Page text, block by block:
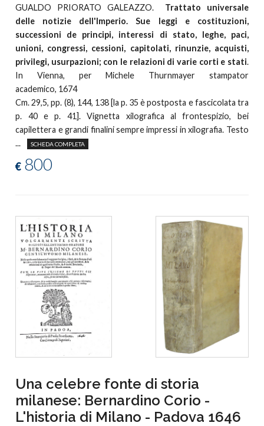
GUALDO PRIORATO GALEAZZO.
Trattato universale
delle notizie dell'Imperio. Sue leggi e costituzioni,
successioni de principi, interessi di stato, leghe, paci,
unioni, congressi, cessioni, capitolati, rinunzie, acquisti,
privilegi, usurpazioni; con le relazioni di varie corti e stati.
In Vienna, per Michele Thurnmayer stampator
academico, 1674
Cm. 29,5, pp. (8), 144, 138 [la p. 35 è postposta e fascicolata tra
p. 40 e p. 41]. Vignetta xilografica al frontespizio, bei
capilettera e grandi finalini sempre impressi in xilografia. Testo
...
SCHEDA COMPLETA
€ 800
Una celebre fonte di storia
milanese: Bernardino Corio -
L'historia di Milano - Padova 1646